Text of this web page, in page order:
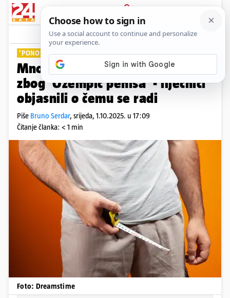
PRIJAVA
Lifestyle Komentari
'PONOSNIJI' MUŠKI PONOS
Mnogi muškarci oduševljeni su
zbog 'Ozempic penisa' - liječnici
objasnili o čemu se radi
Piše Bruno Serdar, srijeda, 1.10.2025. u 17:09
Čitanje članka: < 1 min
Foto: Dreamstime